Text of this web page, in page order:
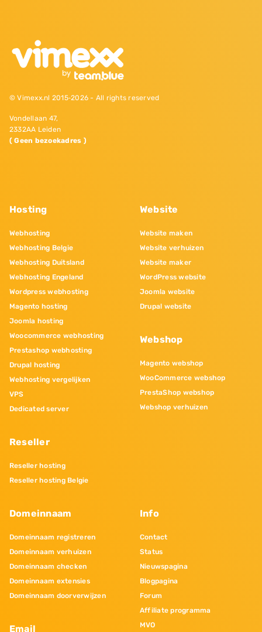
© Vimexx.nl 2015‐2026 - All rights reserved
Vondellaan 47,
2332AA Leiden
( Geen bezoekadres )
Hosting
Webhosting
Webhosting Belgie
Webhosting Duitsland
Webhosting Engeland
Wordpress webhosting
Magento hosting
Joomla hosting
Woocommerce webhosting
Prestashop webhosting
Drupal hosting
Webhosting vergelijken
VPS
Dedicated server
Reseller
Reseller hosting
Reseller hosting Belgie
Website
Website maken
Website verhuizen
Website maker
WordPress website
Joomla website
Drupal website
Webshop
Magento webshop
WooCommerce webshop
PrestaShop webshop
Webshop verhuizen
Domeinnaam
Domeinnaam registreren
Domeinnaam verhuizen
Domeinnaam checken
Domeinnaam extensies
Domeinnaam doorverwijzen
Email
Info
Contact
Status
Nieuwspagina
Blogpagina
Forum
Affiliate programma
MVO